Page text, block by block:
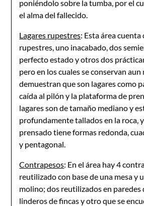
poniéndolo sobre la tumba, por el
el alma del fallecido.
Lagares rupestres: Esta área cuenta
rupestres, uno inacabado, dos
perfecto estado y otros dos
pero en los cuales se conservan
demuestran que son lagares como
caída al pilón y la plataforma de
lagares son de tamaño mediano y
profundamente tallados en la roca,
prensado tiene formas redonda,
y pentagonal.
Contrapesos: En el área hay 4
reutilizado con base de una mesa y
molino; dos reutilizados en paredes
linderos de fincas y otro que se